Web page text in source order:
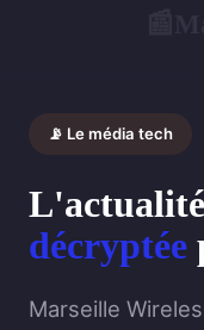
📡 Le média tech
décryptée
Marseille